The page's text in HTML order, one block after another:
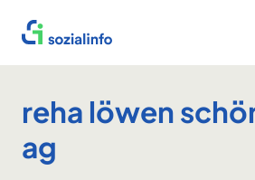
Sozialinfo
reha löwen
ag